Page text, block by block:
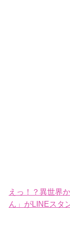
えっ！？異世界
ん」がLINEスタ